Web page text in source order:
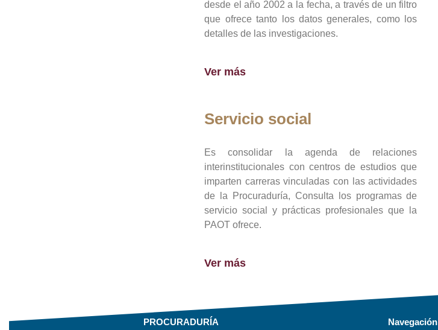
desde el año 2002 a la fecha, a través de un filtro
que ofrece tanto los datos generales, como los
detalles de las investigaciones.
Ver más
Servicio social
Es consolidar la agenda de relaciones
interinstitucionales con centros de estudios que
imparten carreras vinculadas con las actividades
de la Procuraduría, Consulta los programas de
servicio social y prácticas profesionales que la
PAOT ofrece.
Ver más
PROCURADURÍA Navegación